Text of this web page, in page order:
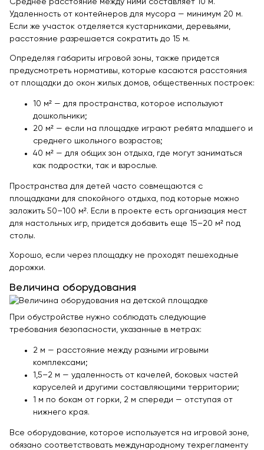
Среднее расстояние между ними составляет 10 м.
Удаленность от контейнеров для мусора — минимум 20 м.
Если же участок отделяется кустарниками, деревьями,
расстояние разрешается сократить до 15 м.
Определяя габариты игровой зоны, также придется
предусмотреть нормативы, которые касаются расстояния
от площадки до окон жилых домов, общественных построек:
10 м² — для пространства, которое используют
дошкольники;
20 м² — если на площадке играют ребята младшего и
среднего школьного возрастов;
40 м² — для общих зон отдыха, где могут заниматься
как подростки, так и взрослые.
Пространства для детей часто совмещаются с
площадками для спокойного отдыха, под которые можно
заложить 50–100 м². Если в проекте есть организация мест
для настольных игр, придется добавить еще 15–20 м² под
столы.
Хорошо, если через площадку не проходят пешеходные
дорожки.
Величина оборудования
При обустройстве нужно соблюдать следующие
требования безопасности, указанные в метрах:
2 м — расстояние между разными игровыми
комплексами;
1,5–2 м — удаленность от качелей, боковых частей
каруселей и другими составляющими территории;
1 м по бокам от горки, 2 м спереди — отступая от
нижнего края.
Все оборудование, которое используется на игровой зоне,
обязано соответствовать международному техрегламенту